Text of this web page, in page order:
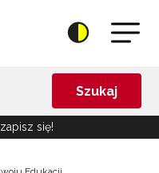
Szukaj
się!